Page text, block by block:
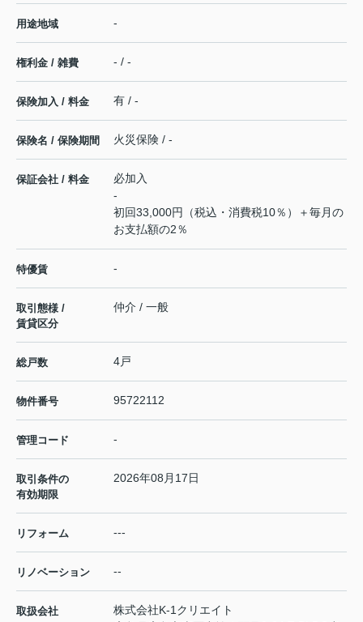
用途地域 -
権利金 / 雑費 - / -
保険加入 / 料金 有 / -
保険名 / 保険期間 火災保険 / -
保証会社 / 料金
必加入
-
初回33,000円（税込・消費税10％）＋毎月の
お支払額の2％
特優賃 -
取引態様 /
賃貸区分
仲介 / 一般
総戸数 4戸
物件番号 95722112
管理コード -
取引条件の
有効期限
2026年08月17日
リフォーム ---
リノベーション --
取扱会社
株式会社K-1クリエイト